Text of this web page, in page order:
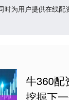
为用户提供在线
牛360配
挖掘下